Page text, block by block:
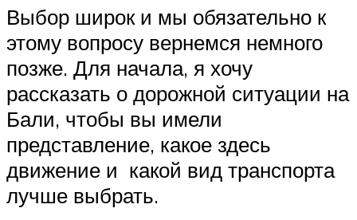
Выбор широк и мы обязательно к
этому вопросу вернемся немного
позже. Для начала, я хочу
рассказать о дорожной ситуации на
Бали, чтобы вы имели
представление, какое здесь
движение и какой вид транспорта
лучше выбрать.